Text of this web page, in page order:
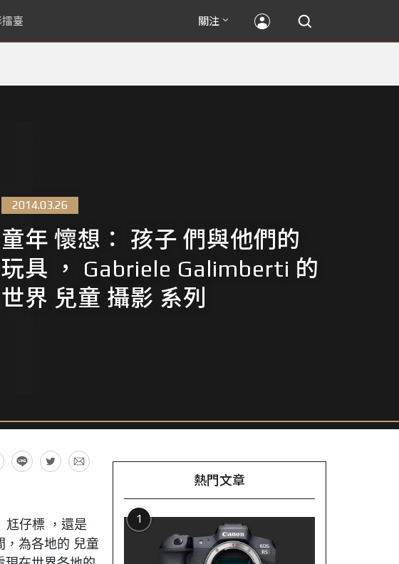
臺 關注
2014.03.26
童年 懷想： 孩子 們與他們的
玩具 ， Gabriele Galimberti 的
世界 兒童 攝影 系列
尪仔標 ，還是
，為各地的 兒童
熱門文章
1